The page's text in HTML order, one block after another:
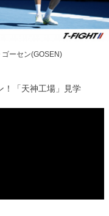
ゴーセン(GOSEN)
！「天神工場」見学